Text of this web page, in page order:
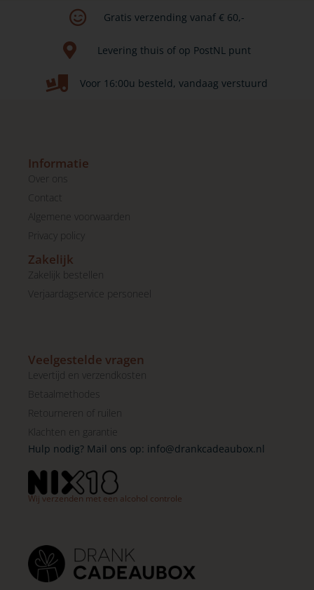
Gratis verzending vanaf € 60,-​
Levering thuis of op PostNL punt​
Voor 16:00u besteld, vandaag verstuurd
Informatie
Over ons
Contact
Algemene voorwaarden
Privacy policy
Zakelijk
Zakelijk bestellen
Verjaardagservice personeel
Veelgestelde vragen
Levertijd en verzendkosten
Betaalmethodes
Retourneren of ruilen
Klachten en garantie
Hulp nodig? Mail ons op: info@drankcadeaubox.nl
Wij verzenden met een alcohol controle